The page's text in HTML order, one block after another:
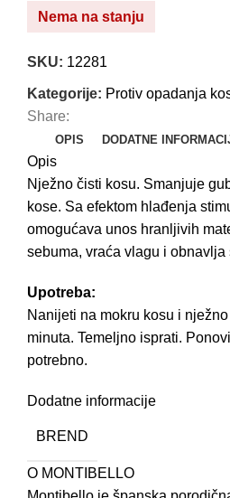
Nema na stanju
SKU: 12281
Kategorije: Protiv opadanja
Share:
OPIS DODATNE
Opis
Nježno čisti kosu. Smanjuje
kose. Sa efektom hlađenja
omogućava unos hranljivih
sebuma, vraća vlagu i obnavlja
Upotreba:
Nanijeti na mokru kosu i
minuta. Temeljno isprati.
potrebno.
Dodatne informacije
BREND
O MONTIBELLO